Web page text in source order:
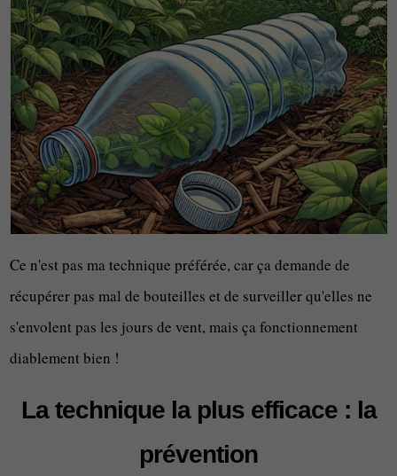
Ce n'est pas ma technique préférée, car ça demande de
récupérer pas mal de bouteilles et de surveiller qu'elles ne
s'envolent pas les jours de vent, mais ça fonctionnement
diablement bien !
La technique la plus efficace : la
prévention